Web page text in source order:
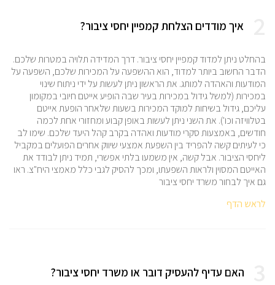
איך מודדים הצלחת קמפיין יחסי ציבור?
בהחלט ניתן למדוד קמפיין יחסי ציבור. דרך המדידה תלויה במטרות שלכם.
הדבר החשוב ביותר למדוד, הוא ההשפעה על המכירות שלכם, השפעה על
המודעות והאהדה למותג. את הראשון ניתן לעשות על ידי ניתוח שינוי
במכירות (למשל גידול במכירות בעיר שבה הופיע אייטם חיובי במקומון
עליכם, גידול בשיחות למוקד המכירות בשעות שלאחר הופעת אייטם
בטלוויזה וכו'). את השני ניתן לעשות באופן קבוע ומחזורי אחת לכמה
חודשים, באמצעות סקרי מודעות ואהדה בקרב קהל היעד שלכם. שימו לב
כי לעיתים קשה להפריד בין השפעת אמצעי שיווק אחרים הפועלים במקביל
ליחסי הציבור. אבל קשה, אין משמעו בלתי אפשרי, תמיד ניתן לבודד את
האייטם המסוין ולראות השפעתו, ומכך להסיק לגבי כלל מאמצי היח"צ. ראו
גם איך לבחור משרד יחסי ציבור
לראש הדף
האם עדיף להעסיק דובר או משרד יחסי ציבור?